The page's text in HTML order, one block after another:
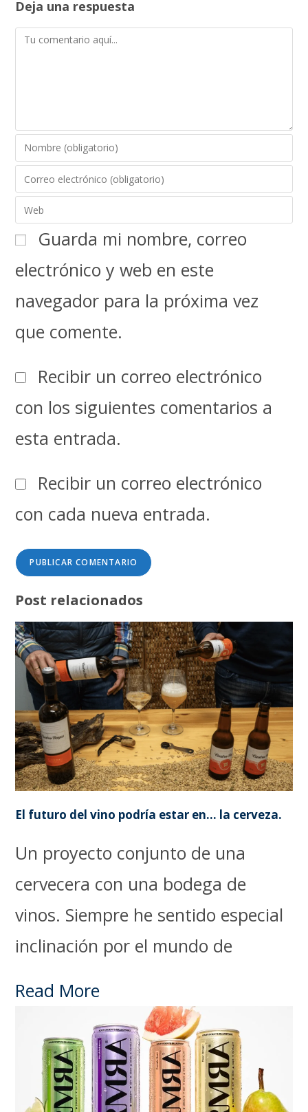
Deja una respuesta
Guarda mi nombre, correo
electrónico y web en este
navegador para la próxima vez
que comente.
Recibir un correo electrónico
con los siguientes comentarios a
esta entrada.
Recibir un correo electrónico
con cada nueva entrada.
Post relacionados
El futuro del vino podría estar en… la cerveza.
Un proyecto conjunto de una
cervecera con una bodega de
vinos. Siempre he sentido especial
inclinación por el mundo de
Read More